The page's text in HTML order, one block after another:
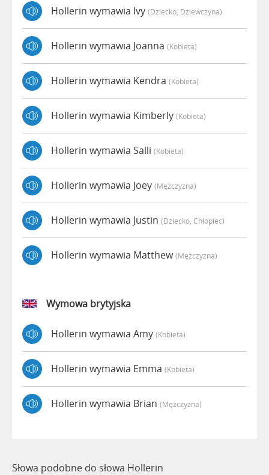
Hollerin wymawia Ivy (dziecko, Dziewczyna)
Hollerin wymawia Joanna (kobieta)
Hollerin wymawia Kendra (kobieta)
Hollerin wymawia Kimberly (kobieta)
Hollerin wymawia Salli (kobieta)
Hollerin wymawia Joey (mężczyzna)
Hollerin wymawia Justin (dziecko, Chłopiec)
Hollerin wymawia Matthew(mężczyzna)
Wymowa brytyjska
Hollerin wymawia Amy (kobieta)
Hollerin wymawia Emma (kobieta)
Hollerin wymawia Brian (mężczyzna)
Słowa podobne do słowa Hollerin